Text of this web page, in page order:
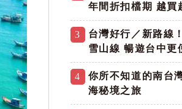
年間折扣檔期 越買
3
台灣好行／新路線
雪山線 暢遊台中更
4
你所不知道的南台
海秘境之旅